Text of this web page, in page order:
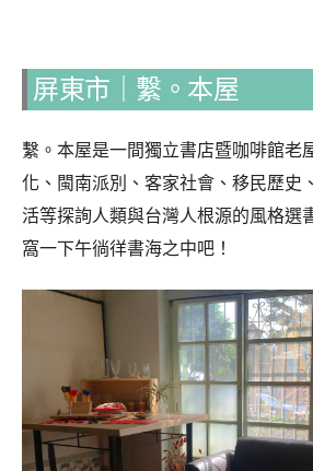
屏東市｜繫。本屋
繫。本屋是一間獨立書店暨咖啡館老
化、閩南派別、客家社會、移民歷史
活等探詢人類與台灣人根源的風格選
窩一下午徜徉書海之中吧！